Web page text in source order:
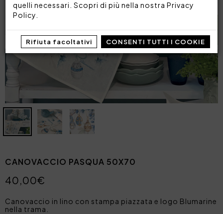
quelli necessari. Scopri di più nella nostra Privacy
Policy
Rifiuta facoltativi CONSENTI TUTTI I COOKIE
CANOVACCIO PASQUA 50X70
40,00€
Canovaccio in lino con stampa piazzata e logo Blumarine
nella trama.